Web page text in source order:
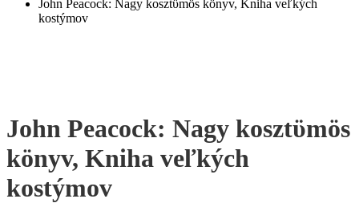
John Peacock: Nagy kosztϋmös könyv, Kniha veľkých
kostýmov
John Peacock: Nagy kosztϋmös
könyv, Kniha veľkých
kostýmov